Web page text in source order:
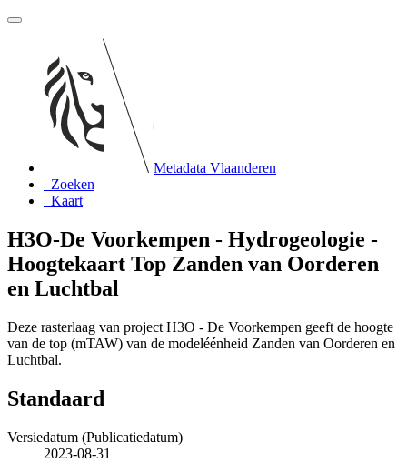
Metadata Vlaanderen
Zoeken
Kaart
H3O-De Voorkempen - Hydrogeologie -
Hoogtekaart Top Zanden van Oorderen
en Luchtbal
Deze rasterlaag van project H3O - De Voorkempen geeft de hoogte
van de top (mTAW) van de modeléénheid Zanden van Oorderen en
Luchtbal.
Standaard
Versiedatum (Publicatiedatum)
2023-08-31